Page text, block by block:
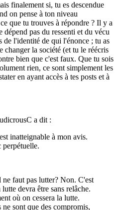
finalement si, tu es descendue
on pense à ton niveau
que tu trouves à répondre ? Il y a
pas du ressenti et du vécu
de l'identité de qui l'énonce ; tu as
la société (et tu le réécris
bien que c'est faux. Que tu sois
rien, ce sont simplement les
en ayant accès à tes posts et à
a dit :
inatteignable à mon avis.
perpétuelle.
faut pas lutter? Non. C'est
devra être sans relâche.
où on cessera la lutte.
sont que des compromis,